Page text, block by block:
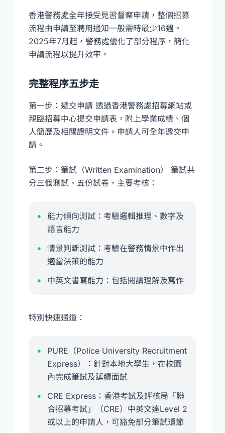
香港警務處全年接受見習督察申請，整個招募
流程由申請至聘用通知一般需時最少16週。
2025年7月起，警務處優化了部分程序，簡化
申請流程以提升效率。
完整程序五步走
第一步：遞交申請 透過香港警務處招募網站或
親臨招募中心提交申請表，附上學業成績、個
人簡歷及相關證明文件。申請人可全年遞交申
請。
第二步：筆試（Written Examination） 筆試共
分三個測試、五份試卷，主要考核：
能力傾向測試：考驗邏輯推理、數字及
語言能力
情景判斷測試：考驗在警務情景中作出
適當決策的能力
中英文書寫能力：包括閱讀理解及寫作
特別快速通道：
PURE（Police University Recruitment
Express）：針對本地大學生，在校園
內完成筆試及延續面試
CRE Express：香港考試及評核局「聯
合招募考試」（CRE）中英文達Level 2
或以上的申請人，可豁免部分筆試環節